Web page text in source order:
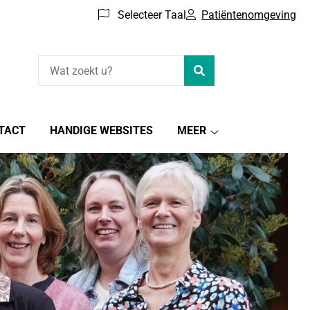
Selecteer Taal Patiëntenomgeving
HANDIGE WEBSITES
MEER
submenu